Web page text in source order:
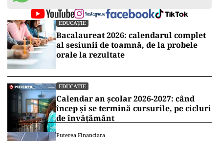
EDUCAȚIE
Bacalaureat 2026: calendarul complet
al sesiunii de toamnă, de la probele
orale la rezultate
EDUCAȚIE
Calendar an școlar 2026-2027: când
încep și se termină cursurile, pe cicluri
de învățământ
Puterea Financiara